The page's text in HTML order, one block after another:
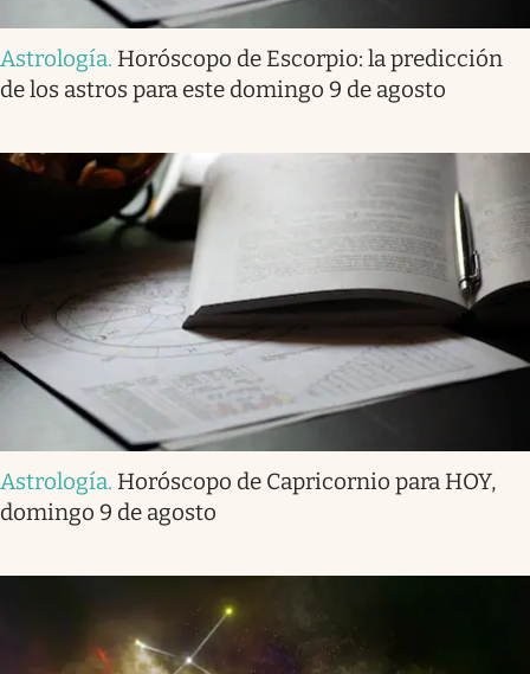
Astrología. Horóscopo de Escorpio: la predicción
de los astros para este domingo 9 de agosto
Astrología. Horóscopo de Capricornio para HOY,
domingo 9 de agosto